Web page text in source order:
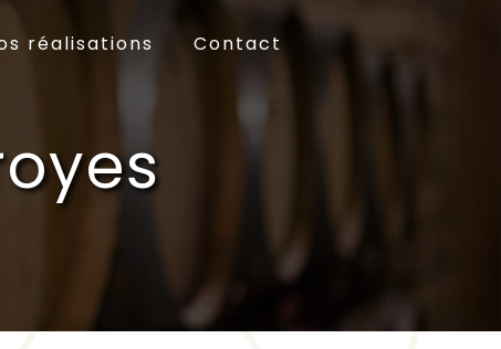
réalisations Contact